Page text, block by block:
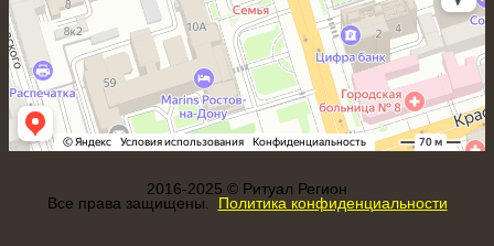
2016-2025 © Ритуал Регион
Все права защищены.
Политика конфиденциальности